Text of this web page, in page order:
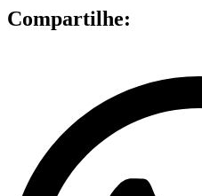
Compartilhe: